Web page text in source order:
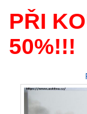
PŘI
50%!!!